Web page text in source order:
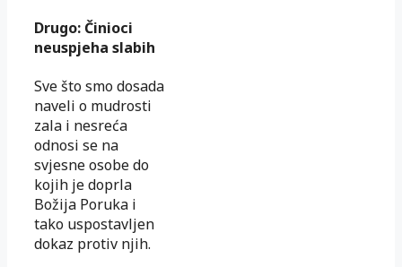
Drugo: Činioci
neuspjeha slabih
Sve što smo dosada
naveli o mudrosti
zala i nesreća
odnosi se na
svjesne osobe do
kojih je doprla
Božija Poruka i
tako uspostavljen
dokaz protiv njih.